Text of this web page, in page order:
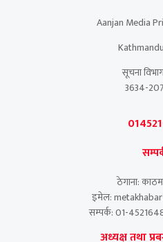
Aanjan Media
सूचना
3634-
ठेगाना:
इमेल:
सम्पर्क: 01-
अध्यक्ष तथा